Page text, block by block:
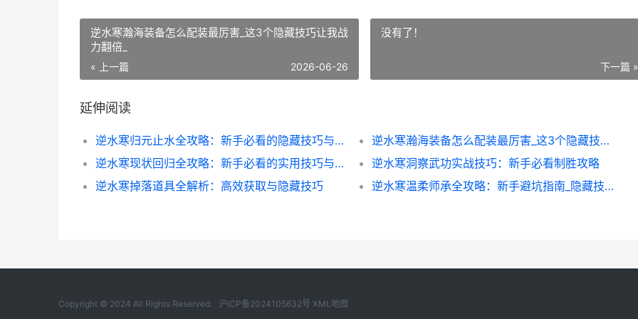
逆水寒瀚海装备怎么配装最厉害_这3个隐藏技巧让我战
力翻倍_
« 上一篇 2026-06-26
没有了！
下一篇 »
延伸阅读
逆水寒归元止水全攻略：新手必看的隐藏技巧与实战经验分享
逆水寒瀚海装备怎么配装最厉害_这3个隐藏技巧让我战力翻倍_
逆水寒现状回归全攻略：新手必看的实用技巧与隐藏玩法
逆水寒洞察武功实战技巧：新手必看制胜攻略
逆水寒掉落道具全解析：高效获取与隐藏技巧
逆水寒温柔师承全攻略：新手避坑指南_隐藏技巧大揭秘
Copyright © 2024 All Rights Reserved. 沪ICP备2024105632号 XML地图